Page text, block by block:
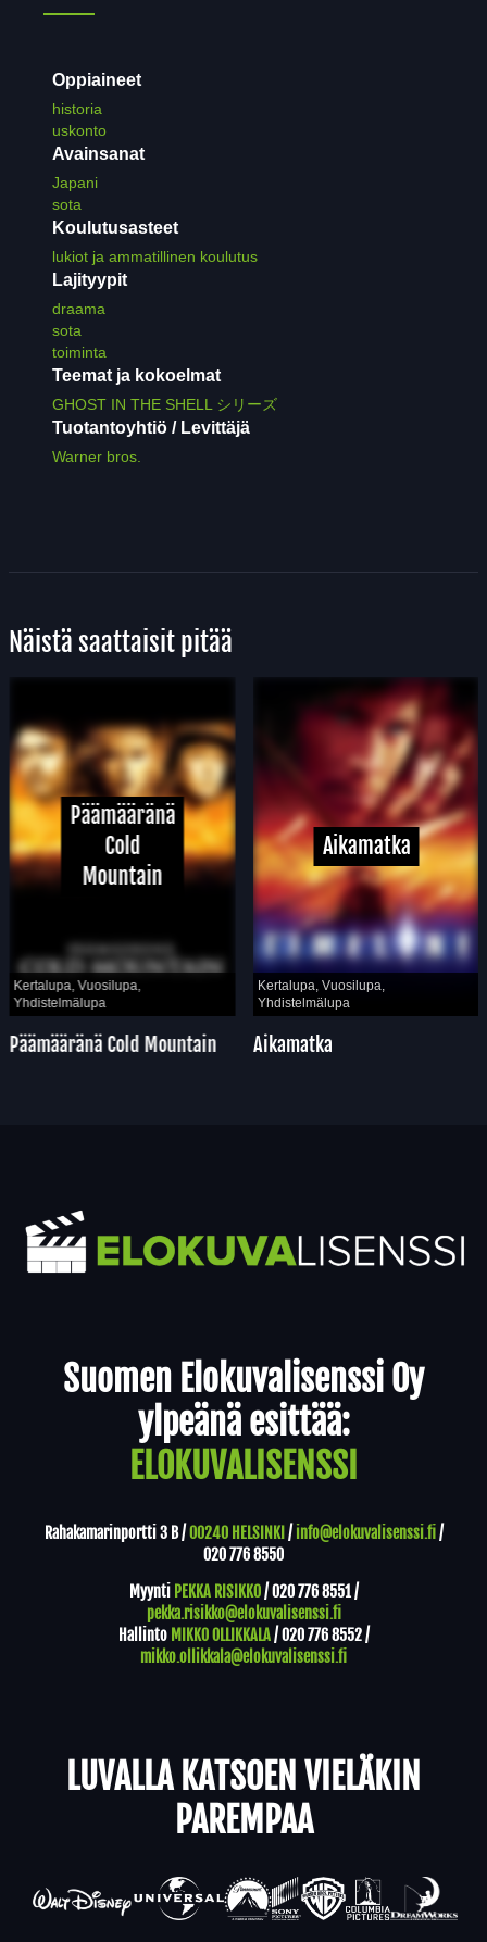
Oppiaineet
historia
uskonto
Avainsanat
Japani
sota
Koulutusasteet
lukiot ja ammatillinen koulutus
Lajityypit
draama
sota
toiminta
Teemat ja kokoelmat
GHOST IN THE SHELL シリーズ
Tuotantoyhtiö / Levittäjä
Warner bros.
Näistä saattaisit pitää
Päämääränä
Cold
Mountain
Kertalupa, Vuosilupa,
Yhdistelmälupa
Päämääränä Cold Mountain
Aikamatka
Kertalupa, Vuosilupa,
Yhdistelmälupa
Aikamatka
Suomen Elokuvalisenssi Oy
ylpeänä esittää:
ELOKUVALISENSSI
Rahakamarinportti 3 B /00240 HELSINKI / info@elokuvalisenssi.fi/
020 776 8550
Myynti PEKKA RISIKKO/020 776 8551/
pekka.risikko@elokuvalisenssi.fi
Hallinto MIKKO OLLIKKALA/020 776 8552/
mikko.ollikkala@elokuvalisenssi.fi
LUVALLA KATSOEN VIELÄKIN
PAREMPAA